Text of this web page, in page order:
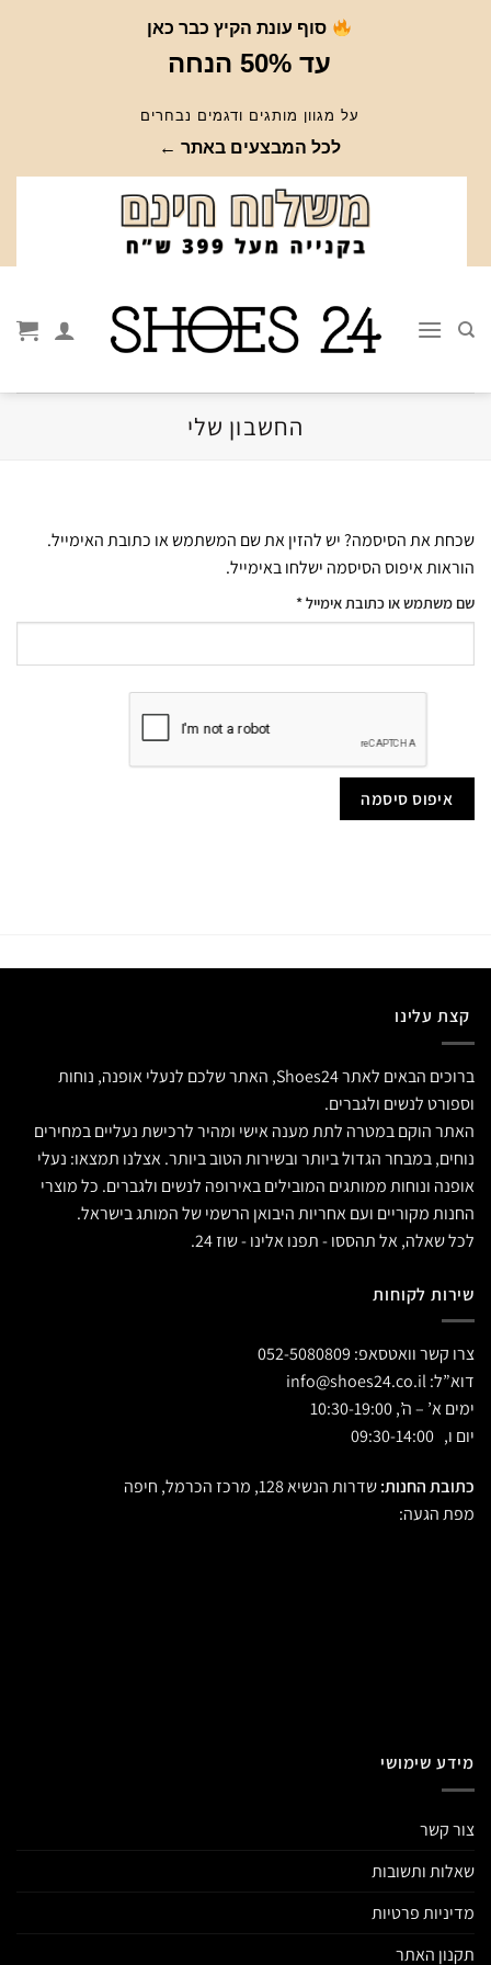
סוף עונת הקיץ כבר כאן
עד 50% הנחה
על מגוון מותגים ודגמים נבחרים
לכל המבצעים באתר ←
החשבון שלי
שכחת את הסיסמה? יש להזין את שם המשתמש או כתובת האימייל.
הוראות איפוס הסיסמה ישלחו באימייל.
שם משתמש או כתובת אימייל*חובה
איפוס סיסמה
קצת עלינו
ברוכים הבאים לאתר Shoes24, האתר שלכם לנעלי אופנה, נוחות
וספורט לנשים ולגברים.
האתר הוקם במטרה לתת מענה אישי ומהיר לרכישת נעליים במחירים
נוחים, במבחר הגדול ביותר ובשירות הטוב ביותר. אצלנו תמצאו: נעלי
אופנה ונוחות ממותגים המובילים באירופה לנשים ולגברים. כל מוצרי
החנות מקוריים ועם אחריות היבואן הרשמי של המותג בישראל.
לכל שאלה, אל תהססו - תפנו אלינו - שוז 24.
שירות לקוחות
צרו קשר וואטסאפ: 052-5080809
דוא”ל:
ימים א’ – ה’, 10:30-19:00
יום ו, 09:30-14:00
כתובת החנות:שדרות הנשיא 128, מרכז הכרמל, חיפה
מפת הגעה:
מידע שימושי
צור קשר
שאלות ותשובות
מדיניות פרטיות
תקנון האתר